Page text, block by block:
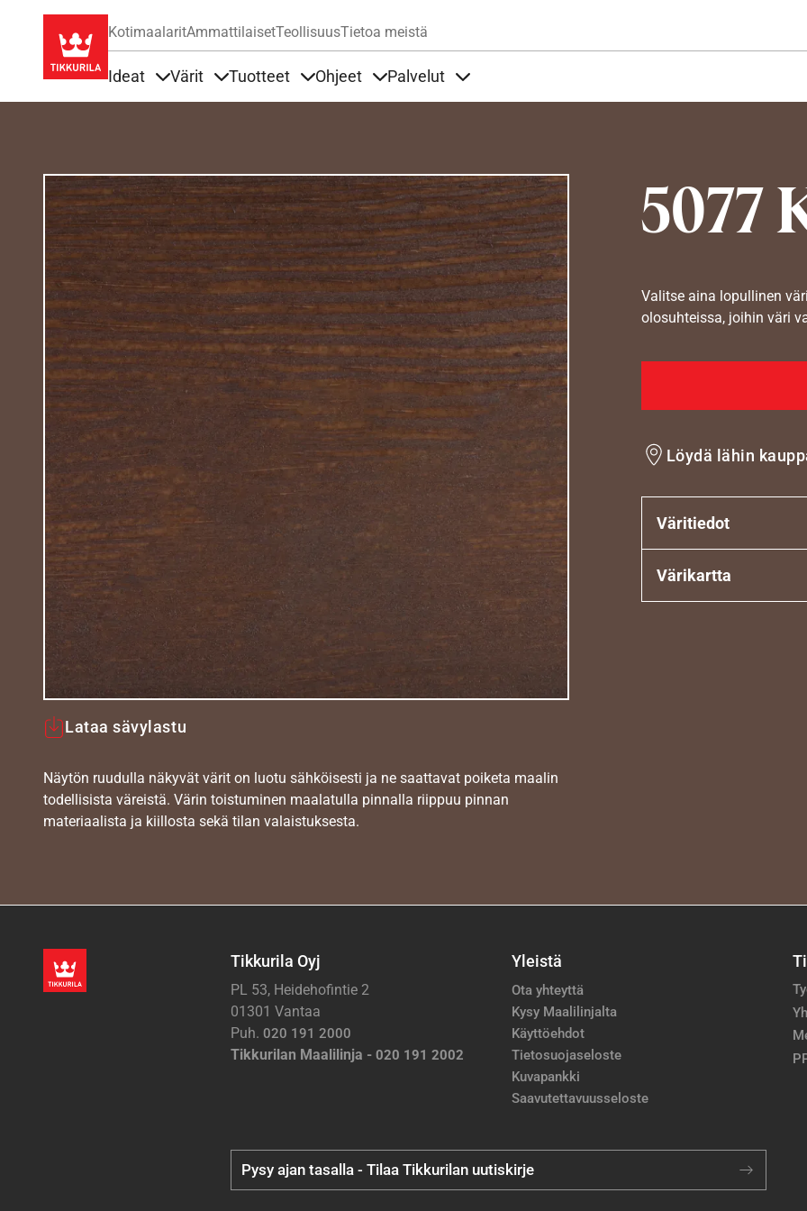
KotimaalaritAmmattilaisetTeollisuusTietoa meistä
Ideat Värit Tuotteet Ohjeet Palvelut
5077
Lataa sävylastu
Näytön ruudulla näkyvät värit on luotu sähköisesti ja ne saattavat poiketa maalin
todellisista väreistä. Värin toistuminen maalatulla pinnalla riippuu pinnan
materiaalista ja kiillosta sekä tilan valaistuksesta.
Valitse aina lopullinen
olosuhteissa, joihin väri
Löydä lähin
Väritiedot
Värikartta
Tikkurila Oyj
PL 53, Heidehofintie 2
01301 Vantaa
Puh. 020 191 2000
Tikkurilan Maalilinja - 020 191 2002
Yleistä
Ota yhteyttä
Kysy Maalilinjalta
Käyttöehdot
Tietosuojaseloste
Kuvapankki
Saavutettavuusseloste
Pysy ajan tasalla - Tilaa Tikkurilan uutiskirje